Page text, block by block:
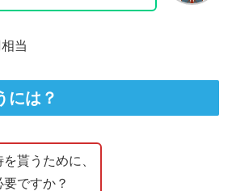
当
には？
貰うために、
ですか？